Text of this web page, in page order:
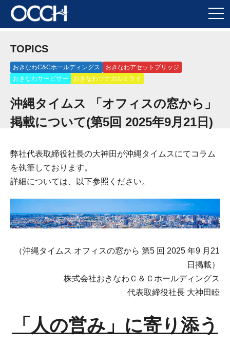
TOPICS
おきなわC&Cホールディングス
おきなわアセットブリッジ
おきなわサービサー
おきなわツナガルミライ
沖縄タイムス 「オフィスの窓から」
掲載について(第5回 2025年9月21日)
弊社代表取締役社長の大神田が沖縄タイムスにてコラム
を執筆しております。
詳細については、以下参照ください。
（沖縄タイムス オフィスの窓から 第5 回 2025 年9 月21
日掲載）
株式会社おきなわＣ＆Ｃホールディングス
代表取締役社長 大神田睦
「人の営み」に寄り添う